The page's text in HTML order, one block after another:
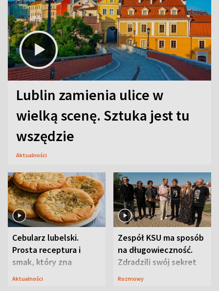
Lublin zamienia ulice w
wielką scenę. Sztuka jest tu
wszędzie
Aktualności
Cebularz lubelski.
Prosta receptura i
smak, który zna
Lubelszczyzna
Aktualności
Zespół KSU ma sposób
na długowieczność.
Zdradzili swój sekret
Rozmowy